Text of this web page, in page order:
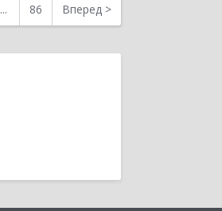
... 86 Вперед >